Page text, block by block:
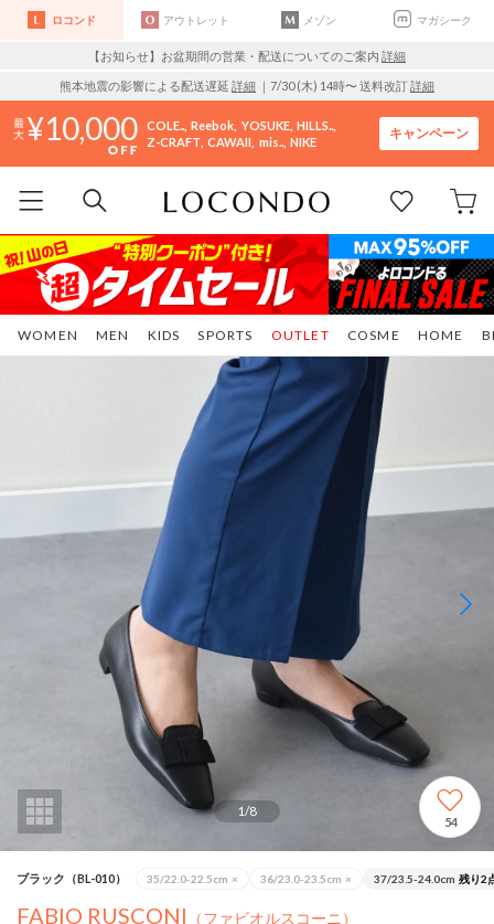
ロコンド アウトレット メゾン マガシーク
【お知らせ】お盆期間の営業・配送についてのご案内 詳細
熊本地震の影響による配送遅延 詳細 ｜7/30 (木) 14時〜 送料改訂詳細
10,000 COLE.. Reebok YOSUKE HILLS..
Z-CRAFT CAWAII mis.. NIKE
キャンペーン
WOMEN MEN KIDS SPORTS COSME HOME
OUTLET
1/8
54
ブラック（BL-010） 35/22.0-22.5cm × 36/23.0-23.5cm × 37/23.5-24.0cm 残り2
FABIO RUSCONI （ファビオルスコーニ）